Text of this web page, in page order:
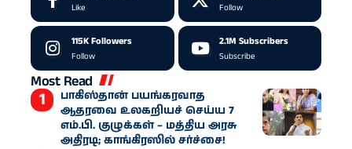
Like Follow
115KFollowers
Follow
2.1M Subscribers
Subscribe
Most Read
பாகிஸ்தான் பயங்கரவாத
ஆதரவை உலகறியச் செய்ய 7
எம்.பி. குழுக்கள் – மத்திய அரசு
அதிரடி; காங்கிரஸில் சர்ச்சை!